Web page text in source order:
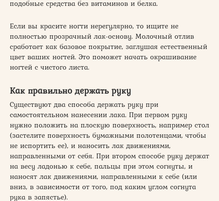
подобные средства без витаминов и белка.
Если вы красите ногти нерегулярно, то ищите не
полностью прозрачный лак-основу. Молочный отлив
сработает как базовое покрытие, заглушая естественный
цвет ваших ногтей. Это поможет начать окрашивание
ногтей с чистого листа.
Как правильно держать руку
Существуют два способа держать руку при
самостоятельном нанесении лака. При первом руку
нужно положить на плоскую поверхность, например стол
(застелите поверхность бумажными полотенцами, чтобы
не испортить ее), и наносить лак движениями,
направленными от себя. При втором способе руку держат
на весу ладонью к себе, пальцы при этом согнуты, и
наносят лак движениями, направленными к себе (или
вниз, в зависимости от того, под каким углом согнута
рука в запястье).